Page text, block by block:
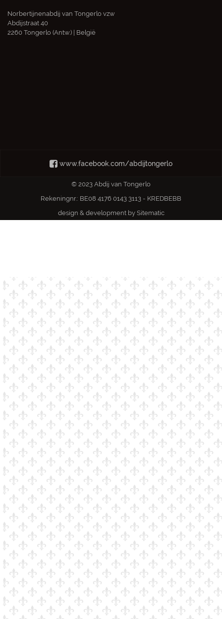
Norbertijnenabdij van Tongerlo vzw
Abdijstraat 40
2260 Tongerlo (Antw.) | België
www.facebook.com/abdijtongerlo
© 2023 Abdij van Tongerlo
Rekeningnr.: BE08 4176 0143 3113 - KREDBEBB
design & development by Sitematic